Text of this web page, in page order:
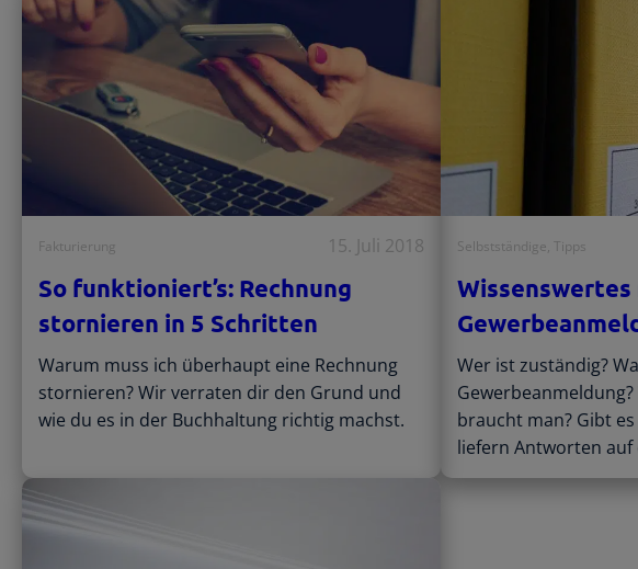
Fakturierung 15. Juli 2018
So funktioniert’s: Rechnung
stornieren in 5 Schritten
Warum muss ich überhaupt eine Rechnung
stornieren? Wir verraten dir den Grund und
wie du es in der Buchhaltung richtig machst.
Selbstständige, Tipps
Wissenswertes
Wer ist zuständig?
braucht man? Gibt
liefern Antworten auf